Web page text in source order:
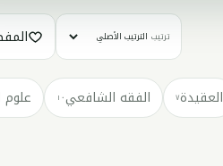
ترتيب
العقيدة٧ الفقه الشافعي١٠ علوم